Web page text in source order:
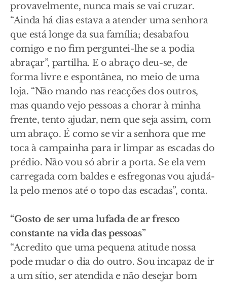
provavelmente, nunca mais se vai cruzar.
“Ainda há dias estava a atender uma senhora
que está longe da sua família; desabafou
comigo e no fim perguntei-lhe se a podia
abraçar”, partilha. E o abraço deu-se, de
forma livre e espontânea, no meio de uma
loja. “Não mando nas reacções dos outros,
mas quando vejo pessoas a chorar à minha
frente, tento ajudar, nem que seja assim, com
um abraço. É como se vir a senhora que me
toca à campainha para ir limpar as escadas do
prédio. Não vou só abrir a porta. Se ela vem
carregada com baldes e esfregonas vou ajudá-
la pelo menos até o topo das escadas”, conta.
“Gosto de ser uma lufada de ar fresco
constante na vida das pessoas”
“Acredito que uma pequena atitude nossa
pode mudar o dia do outro. Sou incapaz de ir
a um sítio, ser atendida e não desejar bom